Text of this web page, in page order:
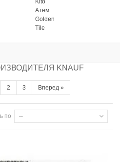
Kito
Атем
Golden
Tile
KNAUF
2 3 Вперед »
по --